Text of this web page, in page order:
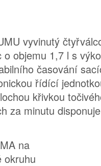
vyvinutý
o objemu 1,7 l s
časování
řídící
křivkou
za minutu